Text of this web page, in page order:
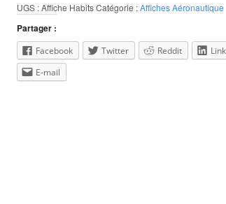
Habits
d'Astronautes
UGS :Affiche HabitsCatégorie :Affiches Aéronautique
Partager :
Facebook Twitter Reddit
E-mail